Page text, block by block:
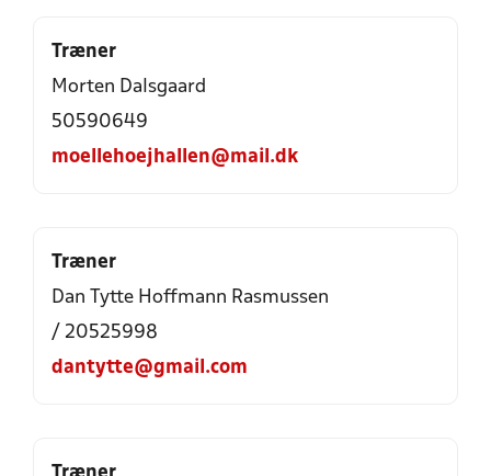
Træner
Morten Dalsgaard
50590649
moellehoejhallen@mail.dk
Træner
Dan Tytte Hoffmann Rasmussen
/ 20525998
dantytte@gmail.com